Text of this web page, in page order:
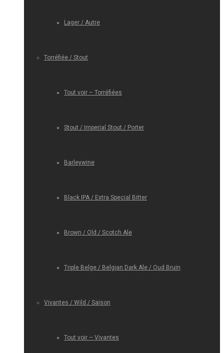
Lager / Autre
Torréfiée / Stout
Tout voir – Torréfiées
Stout / Imperial Stout / Porter
Barleywine
Black IPA / Extra Special Bitter
Brown / Old / Scotch Ale
Triple Belge / Belgian Dark Ale / Oud Bruin
Vivantes / Wild / Saison
Tout voir – Vivantes